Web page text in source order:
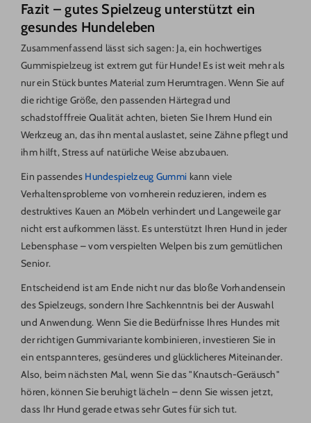
Fazit – gutes Spielzeug unterstützt ein
gesundes Hundeleben
Zusammenfassend lässt sich sagen: Ja, ein hochwertiges
Gummispielzeug ist extrem gut für Hunde! Es ist weit mehr als
nur ein Stück buntes Material zum Herumtragen. Wenn Sie auf
die richtige Größe, den passenden Härtegrad und
schadstofffreie Qualität achten, bieten Sie Ihrem Hund ein
Werkzeug an, das ihn mental auslastet, seine Zähne pflegt und
ihm hilft, Stress auf natürliche Weise abzubauen.
Ein passendes Hundespielzeug Gummi kann viele
Verhaltensprobleme von vornherein reduzieren, indem es
destruktives Kauen an Möbeln verhindert und Langeweile gar
nicht erst aufkommen lässt. Es unterstützt Ihren Hund in jeder
Lebensphase – vom verspielten Welpen bis zum gemütlichen
Senior.
Entscheidend ist am Ende nicht nur das bloße Vorhandensein
des Spielzeugs, sondern Ihre Sachkenntnis bei der Auswahl
und Anwendung. Wenn Sie die Bedürfnisse Ihres Hundes mit
der richtigen Gummivariante kombinieren, investieren Sie in
ein entspannteres, gesünderes und glücklicheres Miteinander.
Also, beim nächsten Mal, wenn Sie das "Knautsch-Geräusch"
hören, können Sie beruhigt lächeln – denn Sie wissen jetzt,
dass Ihr Hund gerade etwas sehr Gutes für sich tut.